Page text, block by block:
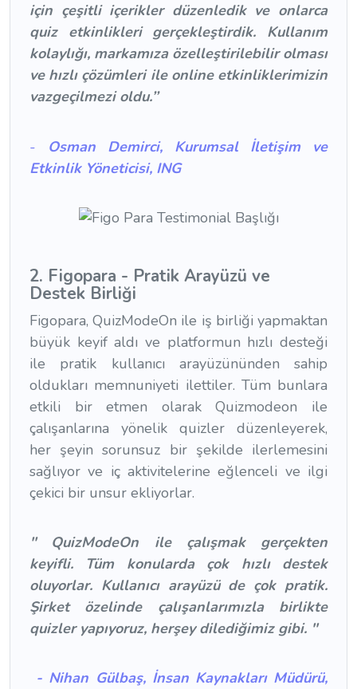
için çeşitli içerikler düzenledik ve onlarca
quiz etkinlikleri gerçekleştirdik. Kullanım
kolaylığı, markamıza özelleştirilebilir olması
ve hızlı çözümleri ile online etkinliklerimizin
vazgeçilmezi oldu.’’
- Osman Demirci, Kurumsal İletişim ve
Etkinlik Yöneticisi, ING
2. Figopara - Pratik Arayüzü ve
Destek Birliği
Figopara, QuizModeOn ile iş birliği yapmaktan
büyük keyif aldı ve platformun hızlı desteği
ile pratik kullanıcı arayüzününden sahip
oldukları memnuniyeti ilettiler. Tüm bunlara
etkili bir etmen olarak Quizmodeon ile
çalışanlarına yönelik quizler düzenleyerek,
her şeyin sorunsuz bir şekilde ilerlemesini
sağlıyor ve iç aktivitelerine eğlenceli ve ilgi
çekici bir unsur ekliyorlar.
'' QuizModeOn ile çalışmak gerçekten
keyifli. Tüm konularda çok hızlı destek
oluyorlar. Kullanıcı arayüzü de çok pratik.
Şirket özelinde çalışanlarımızla birlikte
quizler yapıyoruz, herşey dilediğimiz gibi. ''
- Nihan Gülbaş, İnsan Kaynakları Müdürü,